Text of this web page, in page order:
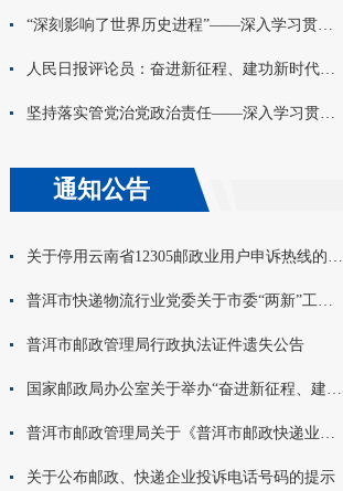
“深刻影响了世界历史进程”——深入学习贯彻习近平总书记在庆祝中国共产党成立105周年大会上重要讲话系列述评之四
人民日报评论员：奋进新征程、建功新时代，奋力创造新的历史辉煌——论学习贯彻习近平总书记在庆祝中国共产党成立一百零五周年大会上重要讲话
坚持落实管党治党政治责任——深入学习贯彻习近平党建思想系列述评之十四
通知公告
关于停用云南省12305邮政业用户申诉热线的公告
普洱市快递物流行业党委关于市委“两新”工委优秀共产党员拟推荐对象公示
普洱市邮政管理局行政执法证件遗失公告
国家邮政局办公室关于举办“奋进新征程、建功‘十五五’”全国邮政快递青年职工风采展示作品征集展演活动的通知
普洱市邮政管理局关于《普洱市邮政快递业行政执法委托书》的补充委托公告
关于公布邮政、快递企业投诉电话号码的提示